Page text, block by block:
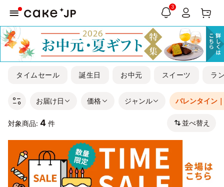
3
タイムセール 誕生日 お中元 スイーツ ラ
お届け日 価格 ジャンル バレンタイン
対象商品: 4 件 並べ替え